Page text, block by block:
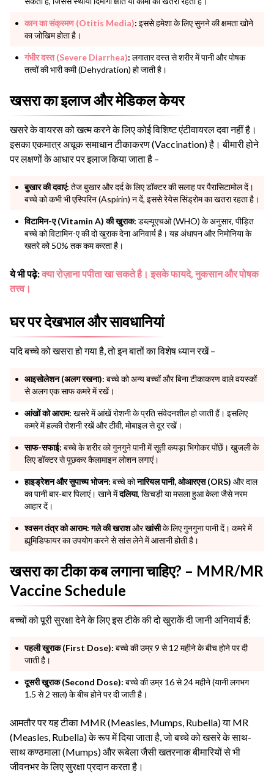
कान का संक्रमण (Otitis Media): इससे हमेशा के लिए सुनने की क्षमता खोने
का जोखिम होता है।
गंभीर दस्त (Severe Diarrhea): लगातार दस्त से शरीर में पानी और पोषक
तत्वों की भारी कमी (Dehydration) हो जाती है।
खसरा का इलाज और मेडिकल केयर
खसरे के वायरस को खत्म करने के लिए कोई विशिष्ट एंटीवायरल दवा नहीं है।
इसका एकमात्र अचूक समाधान टीकाकरण (Vaccination) है। बीमारी होने
पर लक्षणों के आधार पर इलाज किया जाता है –
बुखार की दवाएं: तेज बुखार और दर्द के लिए डॉक्टर की सलाह पर पैरासिटामोल दें।
बच्चे को कभी भी एस्पिरिन (Aspirin) न दें, इससे रेयेस सिंड्रोम का खतरा रहता है।
विटामिन-ए (Vitamin A) की खुराक: डब्ल्यूएचओ (WHO) के अनुसार, पीड़ित
बच्चे को विटामिन-ए की दो खुराक देना अनिवार्य है। यह अंधापन और निमोनिया के
खतरे को 50% तक कम करता है।
ये भी पढ़े:क्या रोज़ाना पपीता खा सकते है। इसके फायदे, नुकसान और पोषक
तत्त्व।
घर पर देखभाल और सावधानियां
यदि बच्चे को खसरा हो गया है, तो इन बातों का विशेष ध्यान रखें –
आइसोलेशन (अलग रखना): बच्चे को अन्य बच्चों और बिना टीकाकरण वाले वयस्कों
से अलग एक साफ कमरे में रखें।
आंखों को आराम: खसरे में आंखें रोशनी के प्रति संवेदनशील हो जाती हैं। इसलिए
कमरे में हल्की रोशनी रखें और टीवी, मोबाइल से दूर रखें।
साफ-सफाई: बच्चे के शरीर को गुनगुने पानी में सूती कपड़ा भिगोकर पोंछें। खुजली के
लिए डॉक्टर से पूछकर कैलामाइन लोशन लगाएं।
हाइड्रेशन और सुपाच्य भोजन: बच्चे कोनारियल पानी, ओआरएस (ORS) और दाल
का पानी बार-बार पिलाएं। खाने मेंदलिया, खिचड़ी या मसला हुआ केला जैसे नरम
आहार दें।
श्वसन तंत्र को आराम: गले की खराशऔरखांसीके लिए गुनगुना पानी दें। कमरे में
ह्यूमिडिफायर का उपयोग करने से सांस लेने में आसानी होती है।
खसरा का टीका कब लगाना चाहिए? – MMR/MR
Vaccine Schedule
बच्चों को पूरी सुरक्षा देने के लिए इस टीके की दो खुराकें दी जानी अनिवार्य हैं:
पहली खुराक (First Dose): बच्चे की उम्र 9 से 12 महीने के बीच होने पर दी
जाती है।
दूसरी खुराक (Second Dose): बच्चे की उम्र 16 से 24 महीने (यानी लगभग
1.5 से 2 साल) के बीच होने पर दी जाती है।
आमतौर पर यह टीका MMR (Measles, Mumps, Rubella) या MR
(Measles, Rubella) के रूप में दिया जाता है, जो बच्चे को खसरे के साथ-
साथ कण्ठमाला (Mumps) और रूबेला जैसी खतरनाक बीमारियों से भी
जीवनभर के लिए सुरक्षा प्रदान करता है।